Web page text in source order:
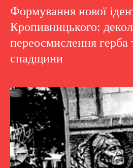
Формування нової
Кропивницького:
переосмислення герба
спадщини